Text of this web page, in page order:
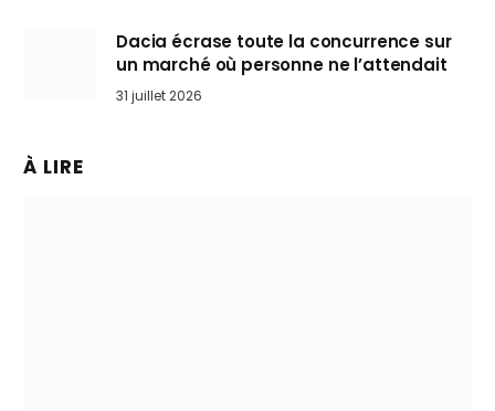
Dacia écrase toute la concurrence sur
un marché où personne ne l’attendait
31 juillet 2026
À LIRE